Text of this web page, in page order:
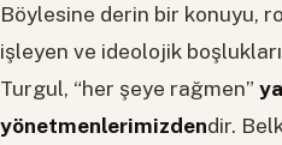
Böylesine derin bir konuyu,
işleyen ve ideolojik
Turgul, “her şeye rağmen”
yönetmenlerimizdendir.